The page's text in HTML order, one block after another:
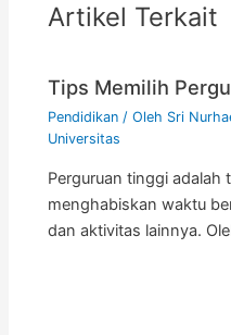
Artikel Terkait
Tips Memilih
Pendidikan / Oleh Sri
Universitas
Perguruan tinggi adalah
menghabiskan waktu
dan aktivitas lainnya.